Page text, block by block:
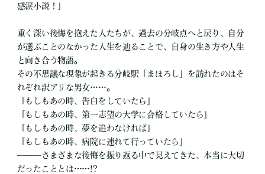
感涙小説！」
重く深い後悔を抱えた人たちが、過去の分岐点へと戻り、自分
が選ぶことのなかった人生を辿ることで、自身の生き方や人生
と向き合う物語。
その不思議な現象が起きる分岐駅「まほろし」を訪れたのはそ
れぞれ訳アリな男女……。
「もしもあの時、告白をしていたら」
「もしもあの時、第一志望の大学に合格していたら」
「もしもあの時、夢を追わなければ」
「もしもあの時、病院に連れて行っていたら」
―――さまざまな後悔を振り返る中で見えてきた、本当に大切
だったこととは……!?